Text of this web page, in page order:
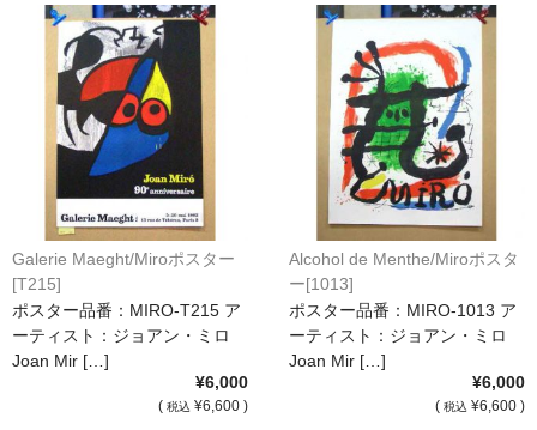
Galerie Maeght/Miroポスター
[T215]
ポスター品番：MIRO-T215 ア
ーティスト：ジョアン・ミロ
Joan Mir […]
¥6,000
( 税込 ¥6,600 )
Alcohol de Menthe/Miroポスタ
ー[1013]
ポスター品番：MIRO-1013 ア
ーティスト：ジョアン・ミロ
Joan Mir […]
¥6,000
( 税込 ¥6,600 )